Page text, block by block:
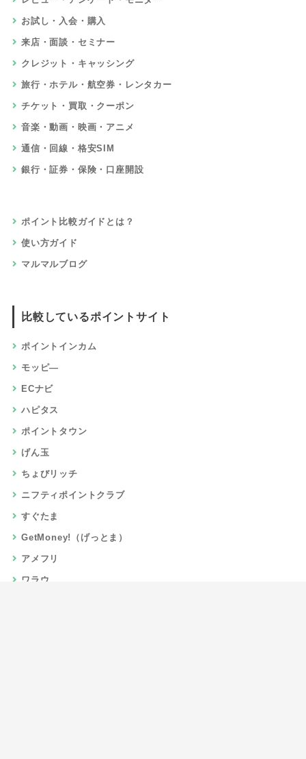
お試し・入会・購入
来店・面談・セミナー
クレジット・キャッシング
旅行・ホテル・航空券・レンタカー
チケット・買取・クーポン
音楽・動画・映画・アニメ
通信・回線・格安SIM
銀行・証券・保険・口座開設
ポイント比較ガイドとは？
使い方ガイド
マルマルブログ
比較しているポイントサイト
ポイントインカム
モッピ―
ECナビ
ハピタス
ポイントタウン
げん玉
ちょびリッチ
ニフティポイントクラブ
すぐたま
GetMoney!（げっとま）
アメフリ
ワラウ